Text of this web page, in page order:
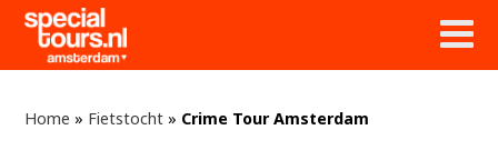
Home » Fietstocht » Crime Tour Amsterdam